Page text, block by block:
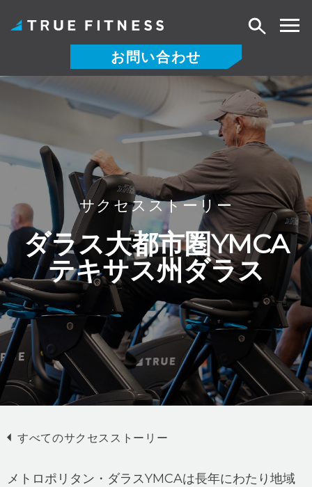
コ
ン
ツ
ッ
プ
お問い合わせ
検
サクセスストーリー
ダラス大都市圏YMCA
テキサス州ダラス
すべてのサクセスストーリー
メトロポリタン・ダラスYMCAは長年にわたり地域